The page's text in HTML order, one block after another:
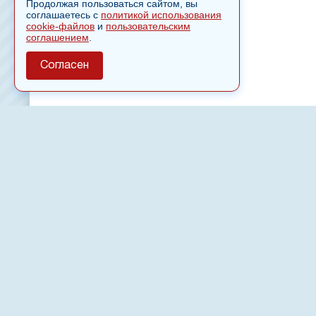
Продолжая пользоваться сайтом, вы
соглашаетесь с политикой использования
cookie-файлов и пользовательским
соглашением
Согласен